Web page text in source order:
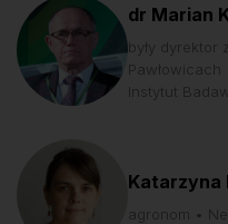
dr Marian
były dyrektor
Pawłowicach
Instytut
Katarzyna
agronom •